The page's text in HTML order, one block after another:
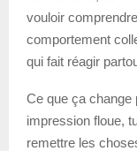
vouloir
comportement
qui fait réagir
Ce que ça change
impression floue,
remettre les